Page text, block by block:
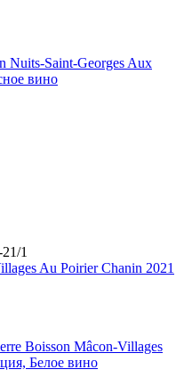
Nuits-Saint-Georges Aux
вино
1
Boisson Mâcon-Villages
Белое вино